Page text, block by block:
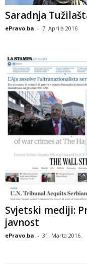
Saradnja
ePravo.ba - 7. Aprila 2016.
Svjetski mediji:
javnost
ePravo.ba - 31. Marta 2016.